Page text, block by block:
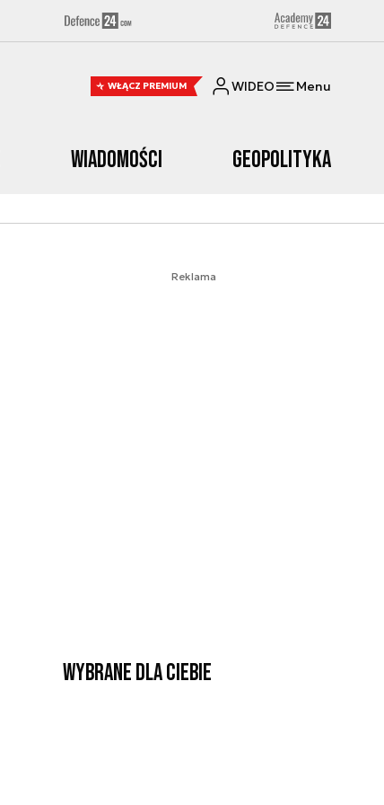
WŁĄCZ PREMIUM WIDEO Menu
Wiadomości Geopolityka
Reklama
Wybrane dla Ciebie